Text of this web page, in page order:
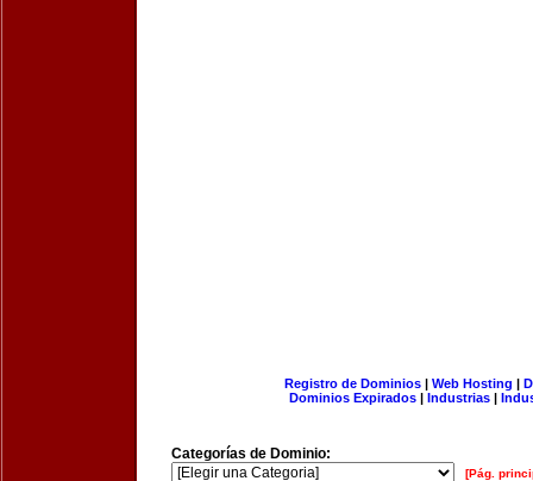
Registro de Dominios| Web Hosting |
Dominios Expirados | Industrias |
Categorías de Dominio:
[Pág.